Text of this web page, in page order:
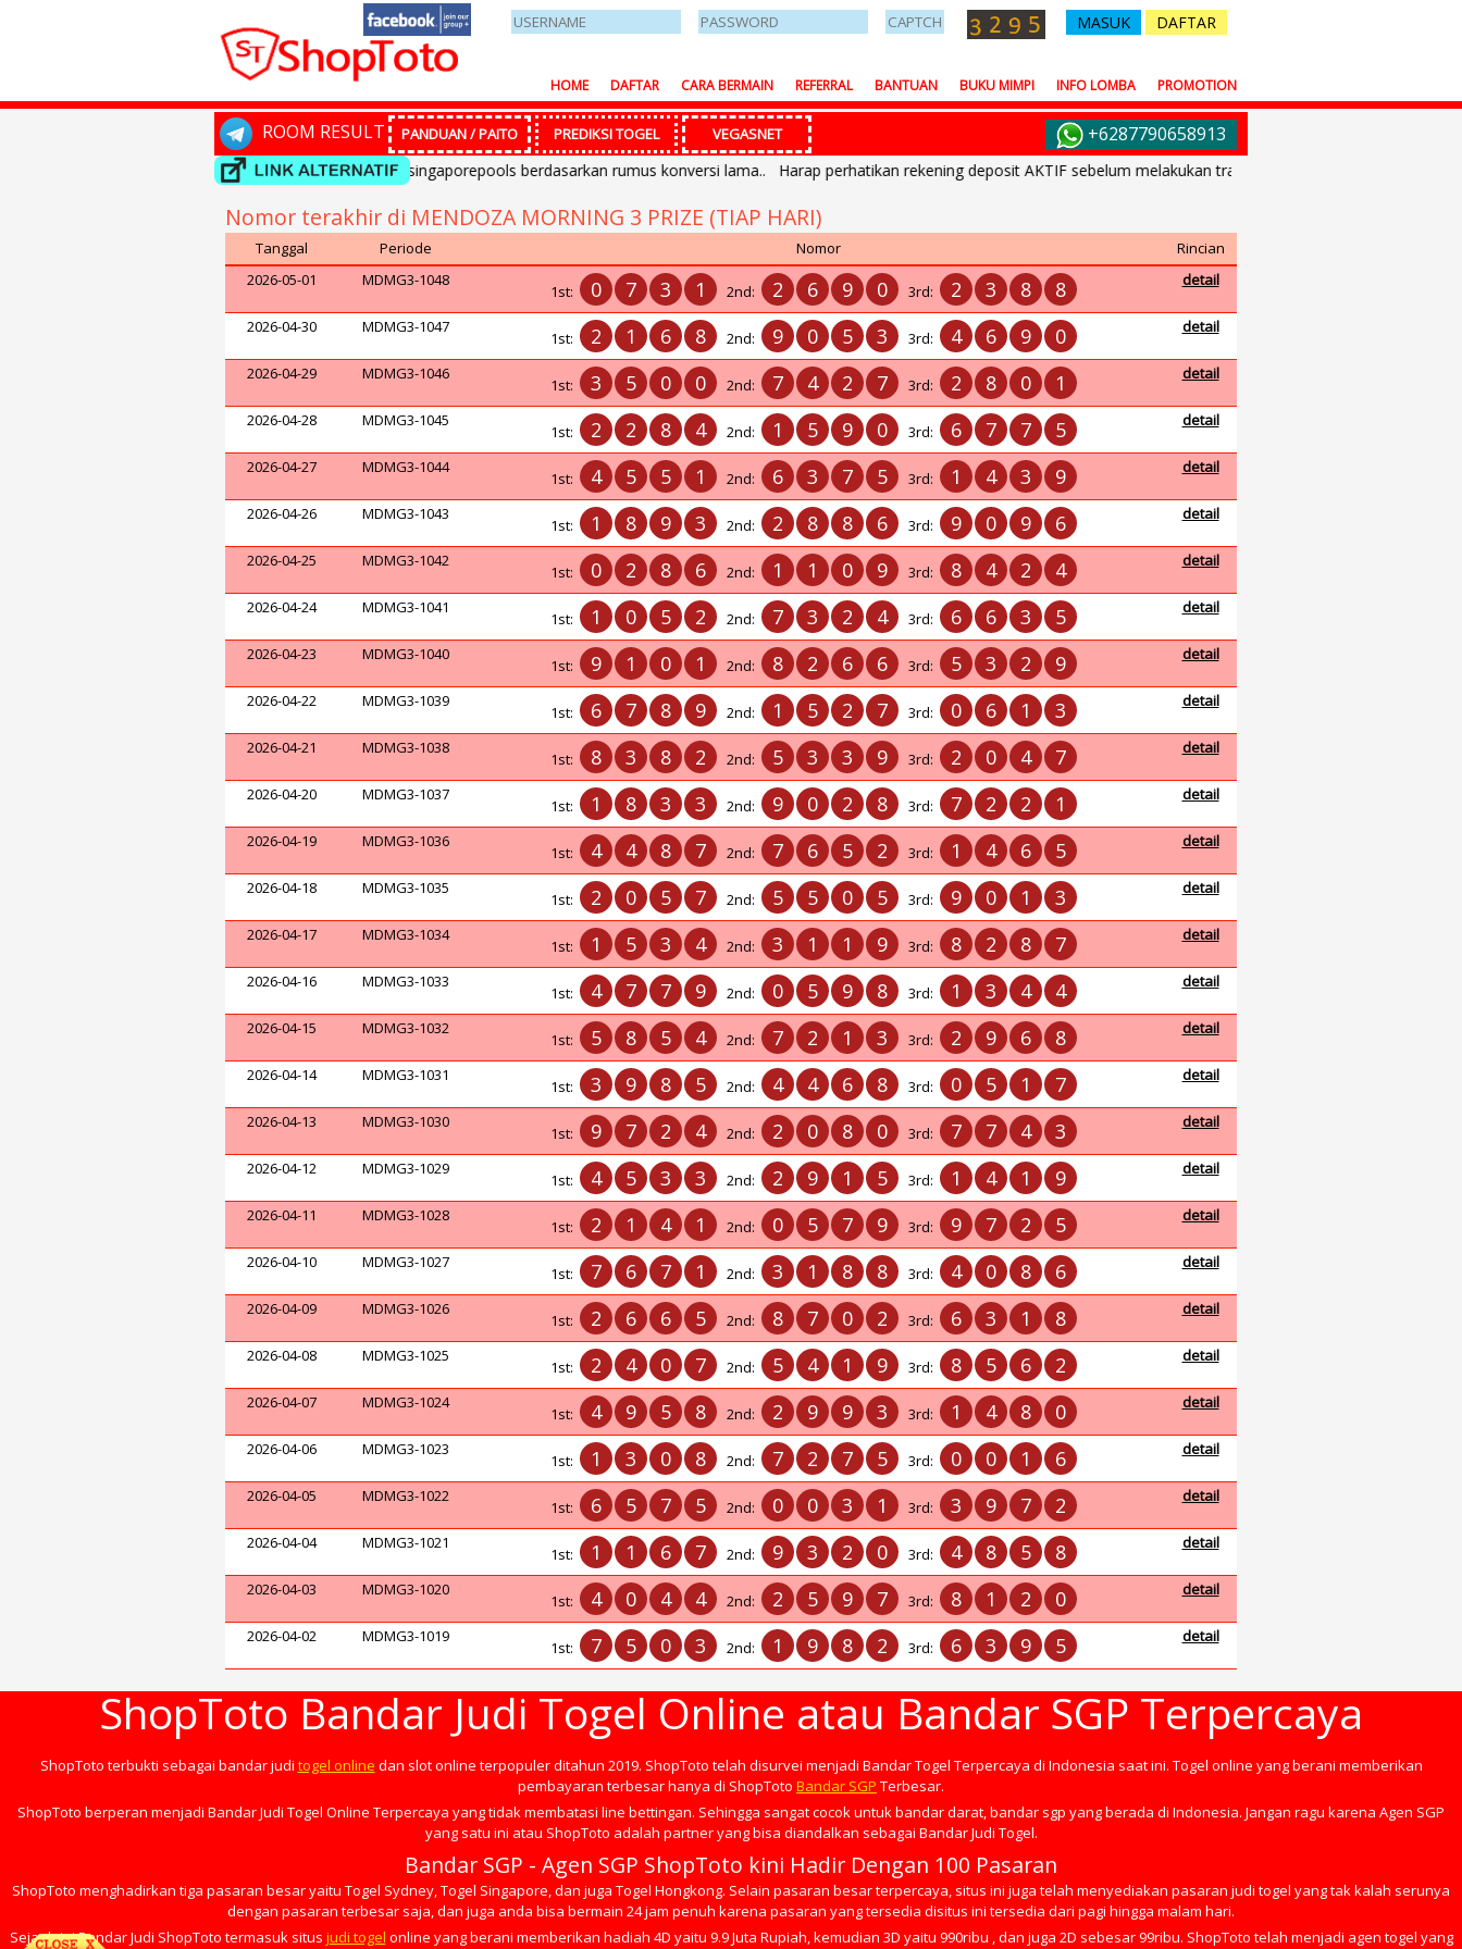
MASUK DAFTAR
HOME DAFTAR CARA BERMAIN REFERRAL BANTUAN BUKU MIMPI INFO LOMBA PROMOTION
+6287790658913
ROOM RESULT PANDUAN / PAITO PREDIKSI TOGEL VEGASNET
Selamat datang di ShopToto...Result singaporepools berdasarkan rumus konversi lama.. Harap perhatikan rekening deposit AKTIF sebelum melakukan transfer dana.
Nomor terakhir di MENDOZA MORNING 3 PRIZE (TIAP HARI)
Tanggal Periode Nomor
Rincian
2026-05-01
MDMG3-1048
1st: 0 7 3 1 2nd: 2 6 9 0 3rd: 2 3 8 8 detail
2026-04-30 MDMG3-1047
1st: 2 1 6 8 2nd: 9 0 5 3 3rd: 4 6 9 0 detail
2026-04-29 MDMG3-1046
1st: 3 5 0 0 2nd: 7 4 2 7 3rd: 2 8 0 1 detail
2026-04-28 MDMG3-1045
1st: 2 2 8 4 2nd: 1 5 9 0 3rd: 6 7 7 5 detail
2026-04-27 MDMG3-1044
1st: 4 5 5 1 2nd: 6 3 7 5 3rd: 1 4 3 9 detail
2026-04-26 MDMG3-1043
1st: 1 8 9 3 2nd: 2 8 8 6 3rd: 9 0 9 6 detail
2026-04-25 MDMG3-1042
1st: 0 2 8 6 2nd: 1 1 0 9 3rd: 8 4 2 4 detail
2026-04-24 MDMG3-1041
1st: 1 0 5 2 2nd: 7 3 2 4 3rd: 6 6 3 5 detail
2026-04-23 MDMG3-1040
1st: 9 1 0 1 2nd: 8 2 6 6 3rd: 5 3 2 9 detail
2026-04-22 MDMG3-1039
1st: 6 7 8 9 2nd: 1 5 2 7 3rd: 0 6 1 3 detail
2026-04-21 MDMG3-1038
1st: 8 3 8 2 2nd: 5 3 3 9 3rd: 2 0 4 7 detail
2026-04-20 MDMG3-1037
1st: 1 8 3 3 2nd: 9 0 2 8 3rd: 7 2 2 1 detail
2026-04-19 MDMG3-1036
1st: 4 4 8 7 2nd: 7 6 5 2 3rd: 1 4 6 5 detail
2026-04-18 MDMG3-1035
1st: 2 0 5 7 2nd: 5 5 0 5 3rd: 9 0 1 3 detail
2026-04-17 MDMG3-1034
1st: 1 5 3 4 2nd: 3 1 1 9 3rd: 8 2 8 7 detail
2026-04-16 MDMG3-1033
1st: 4 7 7 9 2nd: 0 5 9 8 3rd: 1 3 4 4 detail
2026-04-15 MDMG3-1032
1st: 5 8 5 4 2nd: 7 2 1 3 3rd: 2 9 6 8 detail
2026-04-14 MDMG3-1031
1st: 3 9 8 5 2nd: 4 4 6 8 3rd: 0 5 1 7 detail
2026-04-13 MDMG3-1030
1st: 9 7 2 4 2nd: 2 0 8 0 3rd: 7 7 4 3 detail
2026-04-12 MDMG3-1029
1st: 4 5 3 3 2nd: 2 9 1 5 3rd: 1 4 1 9 detail
2026-04-11 MDMG3-1028
1st: 2 1 4 1 2nd: 0 5 7 9 3rd: 9 7 2 5 detail
2026-04-10 MDMG3-1027
1st: 7 6 7 1 2nd: 3 1 8 8 3rd: 4 0 8 6 detail
2026-04-09 MDMG3-1026
1st: 2 6 6 5 2nd: 8 7 0 2 3rd: 6 3 1 8 detail
2026-04-08 MDMG3-1025
1st: 2 4 0 7 2nd: 5 4 1 9 3rd: 8 5 6 2 detail
2026-04-07 MDMG3-1024
1st: 4 9 5 8 2nd: 2 9 9 3 3rd: 1 4 8 0 detail
2026-04-06 MDMG3-1023
1st: 1 3 0 8 2nd: 7 2 7 5 3rd: 0 0 1 6 detail
2026-04-05 MDMG3-1022
1st: 6 5 7 5 2nd: 0 0 3 1 3rd: 3 9 7 2 detail
2026-04-04 MDMG3-1021
1st: 1 1 6 7 2nd: 9 3 2 0 3rd: 4 8 5 8 detail
2026-04-03 MDMG3-1020
1st: 4 0 4 4 2nd: 2 5 9 7 3rd: 8 1 2 0 detail
2026-04-02 MDMG3-1019
1st: 7 5 0 3 2nd: 1 9 8 2 3rd: 6 3 9 5 detail
ShopToto Bandar Judi Togel Online atau Bandar SGP Terpercaya
ShopToto terbukti sebagai bandar judi togel online dan slot online terpopuler ditahun 2019. ShopToto telah disurvei menjadi Bandar Togel Terpercaya di Indonesia saat ini. Togel online yang berani memberikan
pembayaran terbesar hanya di ShopToto Bandar SGP Terbesar.
ShopToto berperan menjadi Bandar Judi Togel Online Terpercaya yang tidak membatasi line bettingan. Sehingga sangat cocok untuk bandar darat, bandar sgp yang berada di Indonesia. Jangan ragu karena Agen SGP
yang satu ini atau ShopToto adalah partner yang bisa diandalkan sebagai Bandar Judi Togel.
Bandar SGP - Agen SGP ShopToto kini Hadir Dengan 100 Pasaran
ShopToto menghadirkan tiga pasaran besar yaitu Togel Sydney, Togel Singapore, dan juga Togel Hongkong. Selain pasaran besar terpercaya, situs ini juga telah menyediakan pasaran judi togel yang tak kalah serunya
dengan pasaran terbesar saja, dan juga anda bisa bermain 24 jam penuh karena pasaran yang tersedia disitus ini tersedia dari pagi hingga malam hari.
Sejauh ini Bandar Judi ShopToto termasuk situs judi togel online yang berani memberikan hadiah 4D yaitu 9.9 Juta Rupiah, kemudian 3D yaitu 990ribu , dan juga 2D sebesar 99ribu. ShopToto telah menjadi agen togel yang